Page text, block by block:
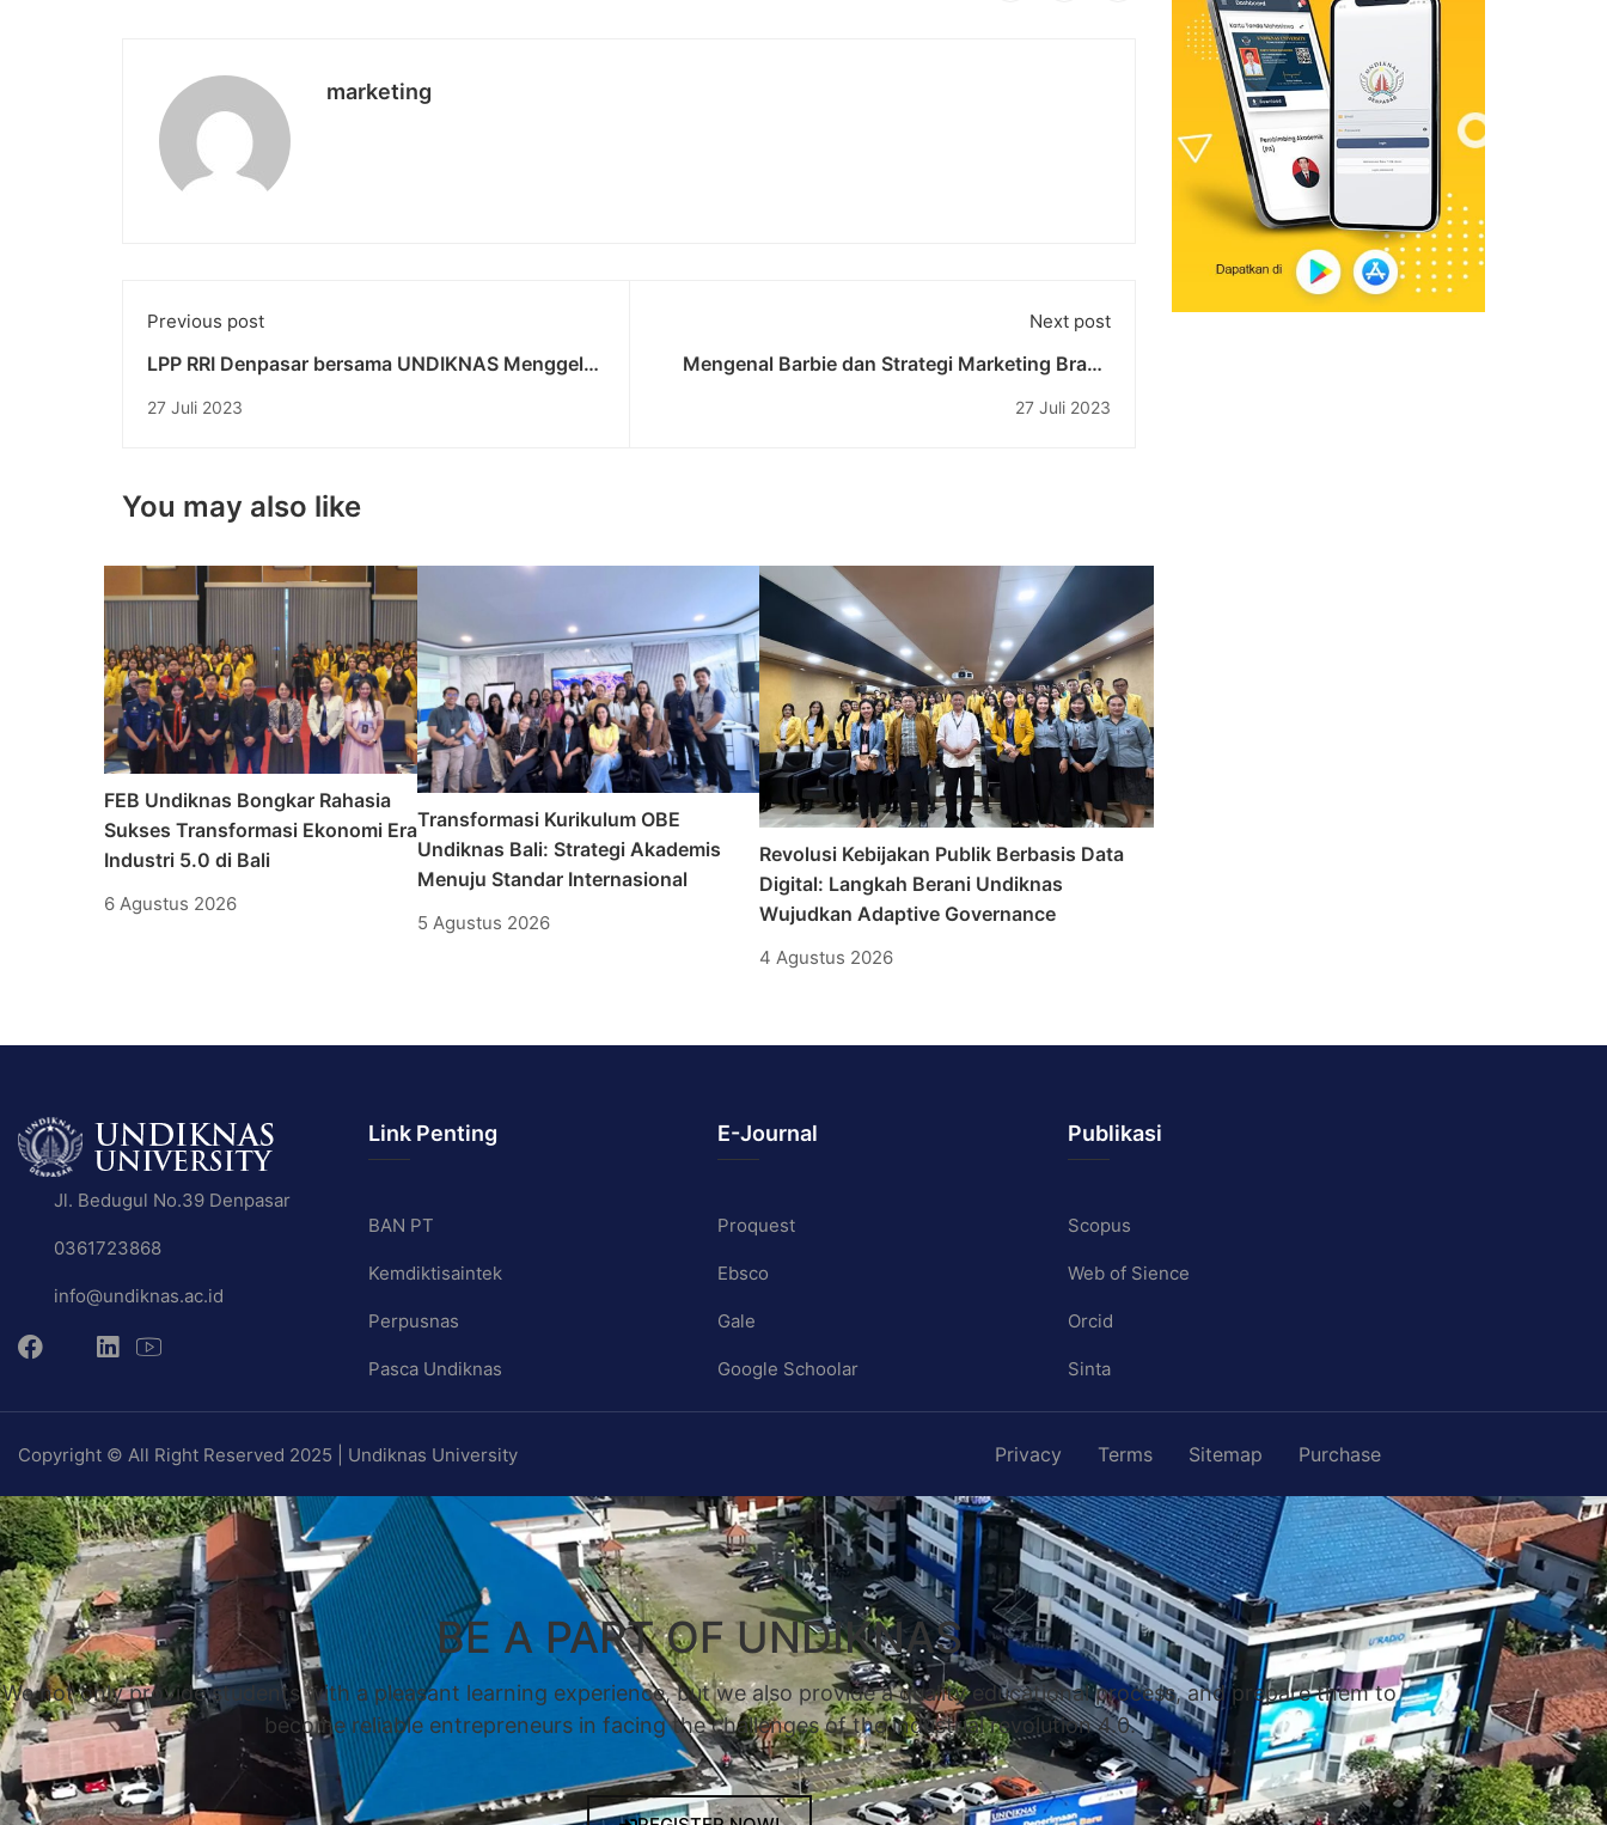
marketing
Previous post
LPP RRI Denpasar bersama UNDIKNAS Menggelar
27 Juli 2023
Next post
Mengenal Barbie dan Strategi Marketing Brand
27 Juli 2023
You may also like
FEB Undiknas Bongkar Rahasia
Sukses Transformasi Ekonomi Era
Industri 5.0 di Bali
6 Agustus 2026
Transformasi Kurikulum OBE
Undiknas Bali: Strategi Akademis
Menuju Standar Internasional
5 Agustus 2026
Revolusi Kebijakan Publik Berbasis Data
Digital: Langkah Berani Undiknas
Wujudkan Adaptive Governance
4 Agustus 2026
Jl. Bedugul No.39 Denpasar
0361723868
info@undiknas.ac.id
Link Penting
BAN PT
Kemdiktisaintek
Perpusnas
Pasca Undiknas
E-Journal
Proquest
Ebsco
Gale
Google Schoolar
Publikasi
Scopus
Web of Sience
Orcid
Sinta
Copyright © All Right Reserved 2025 | Undiknas University Privacy Terms Sitemap Purchase
BE A PART OF UNDIKNAS
We not only provide students with a pleasant learning experience, but we also provide a quality educational process, and prepare them to
become reliable entrepreneurs in facing the challenges of the industrial revolution 4.0.